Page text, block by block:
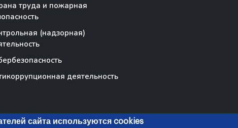
труда и пожарная
(надзорная)
деятельность
сайта используются cookies